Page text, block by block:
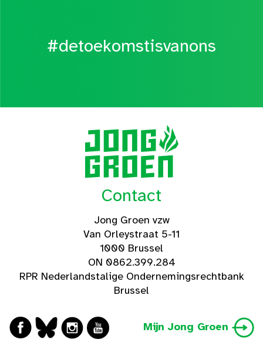
#detoekomstisvanons
Contact
Jong Groen vzw
Van Orleystraat 5-11
1000 Brussel
ON 0862.399.284
RPR Nederlandstalige Ondernemingsrechtbank
Brussel
Mijn Jong Groen